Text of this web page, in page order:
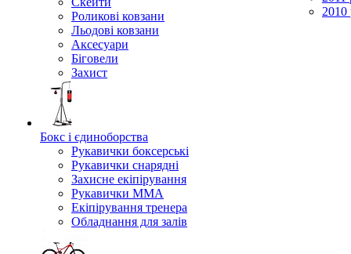
Роликові ковзани
Льодові ковзани
Аксесуари
Біговели
Захист
Бокс і єдиноборства
Рукавички боксерські
Рукавички снарядні
Захисне екіпірування
Рукавички ММА
Екіпірування тренера
Обладнання для залів
2010